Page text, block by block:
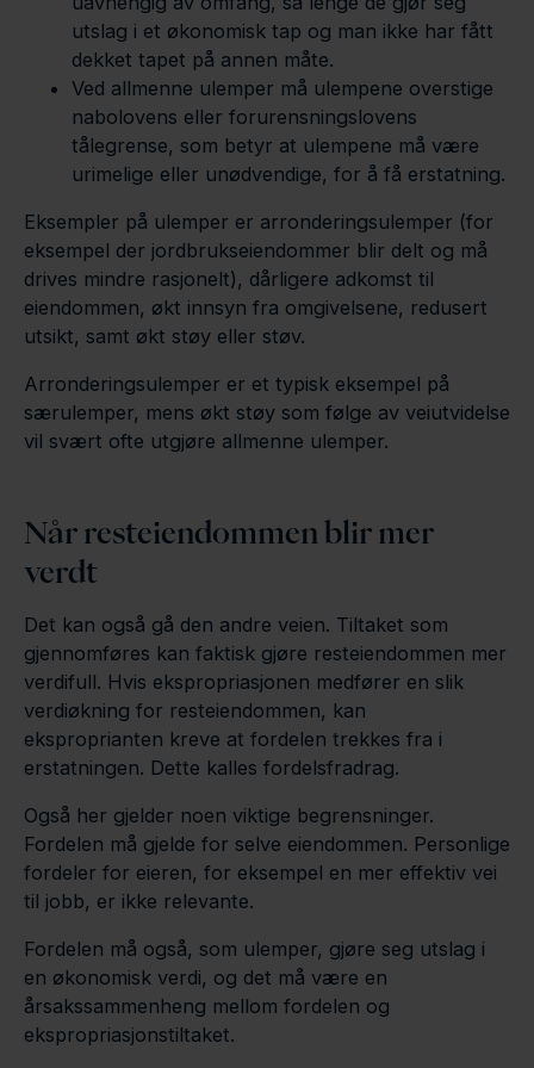
utslag i et økonomisk tap og man ikke har fått
dekket tapet på annen måte.
Ved allmenne ulemper må ulempene overstige
nabolovens eller forurensningslovens
tålegrense, som betyr at ulempene må være
urimelige eller unødvendige, for å få erstatning.
Eksempler på ulemper er arronderingsulemper (for
eksempel der jordbrukseiendommer blir delt og må
drives mindre rasjonelt), dårligere adkomst til
eiendommen, økt innsyn fra omgivelsene, redusert
utsikt, samt økt støy eller støv.
Arronderingsulemper er et typisk eksempel på
særulemper, mens økt støy som følge av veiutvidelse
vil svært ofte utgjøre allmenne ulemper.
Når resteiendommen blir mer
verdt
Det kan også gå den andre veien. Tiltaket som
gjennomføres kan faktisk gjøre resteiendommen mer
verdifull. Hvis ekspropriasjonen medfører en slik
verdiøkning for resteiendommen, kan
eksproprianten kreve at fordelen trekkes fra i
erstatningen. Dette kalles fordelsfradrag.
Også her gjelder noen viktige begrensninger.
Fordelen må gjelde for selve eiendommen. Personlige
fordeler for eieren, for eksempel en mer effektiv vei
til jobb, er ikke relevante.
Fordelen må også, som ulemper, gjøre seg utslag i
en økonomisk verdi, og det må være en
årsakssammenheng mellom fordelen og
ekspropriasjonstiltaket.